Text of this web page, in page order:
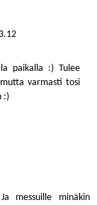
paikalla :) Tulee
varmasti tosi
:)
messuille minäkin